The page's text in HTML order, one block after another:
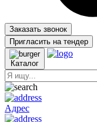
Заказать звонок
Пригласить на тендер
Каталог
Адрес